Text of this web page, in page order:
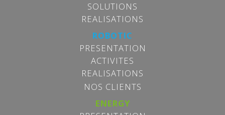
SOLUTIONS
REALISATIONS
ROBOTIC
PRESENTATION
ACTIVITES
REALISATIONS
NOS CLIENTS
ENERGY